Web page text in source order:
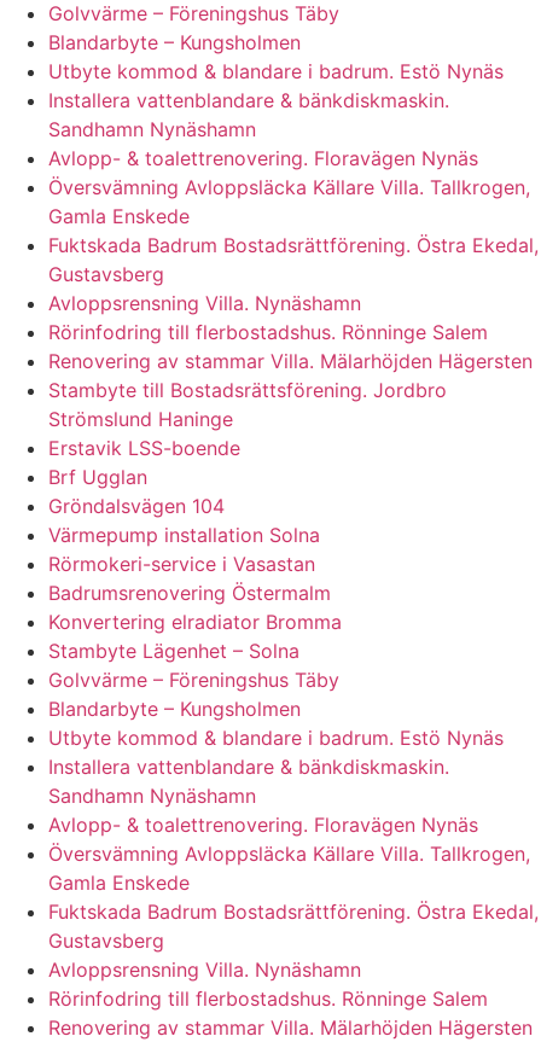
Golvvärme – Föreningshus Täby
Blandarbyte – Kungsholmen
Utbyte kommod & blandare i badrum. Estö Nynäs
Installera vattenblandare & bänkdiskmaskin.
Sandhamn Nynäshamn
Avlopp- & toalettrenovering. Floravägen Nynäs
Översvämning Avloppsläcka Källare Villa. Tallkrogen,
Gamla Enskede
Fuktskada Badrum Bostadsrättförening. Östra Ekedal,
Gustavsberg
Avloppsrensning Villa. Nynäshamn
Rörinfodring till flerbostadshus. Rönninge Salem
Renovering av stammar Villa. Mälarhöjden Hägersten
Stambyte till Bostadsrättsförening. Jordbro
Strömslund Haninge
Erstavik LSS-boende
Brf Ugglan
Gröndalsvägen 104
Värmepump installation Solna
Rörmokeri-service i Vasastan
Badrumsrenovering Östermalm
Konvertering elradiator Bromma
Stambyte Lägenhet – Solna
Golvvärme – Föreningshus Täby
Blandarbyte – Kungsholmen
Utbyte kommod & blandare i badrum. Estö Nynäs
Installera vattenblandare & bänkdiskmaskin.
Sandhamn Nynäshamn
Avlopp- & toalettrenovering. Floravägen Nynäs
Översvämning Avloppsläcka Källare Villa. Tallkrogen,
Gamla Enskede
Fuktskada Badrum Bostadsrättförening. Östra Ekedal,
Gustavsberg
Avloppsrensning Villa. Nynäshamn
Rörinfodring till flerbostadshus. Rönninge Salem
Renovering av stammar Villa. Mälarhöjden Hägersten